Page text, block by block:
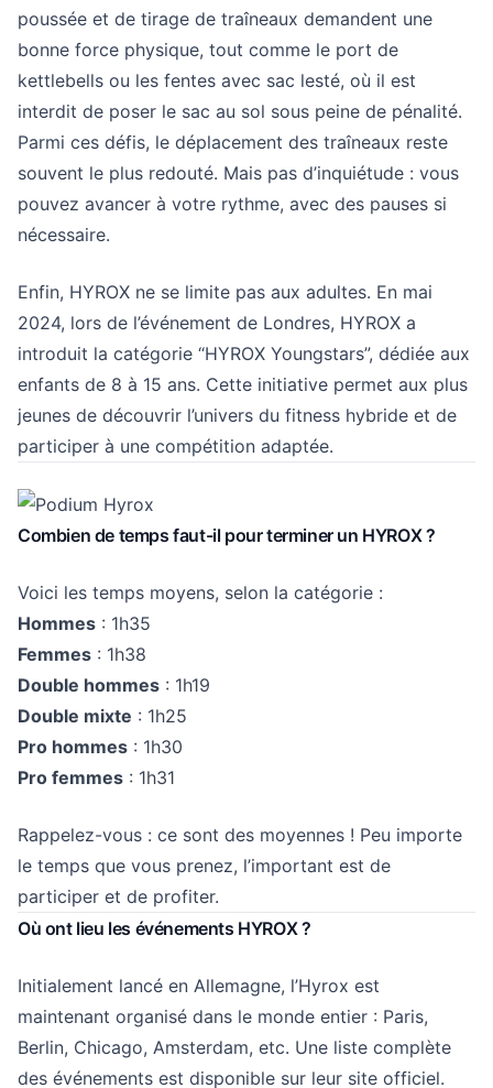
poussée et de tirage de traîneaux demandent une
bonne force physique, tout comme le port de
kettlebells ou les fentes avec sac lesté, où il est
interdit de poser le sac au sol sous peine de pénalité.
Parmi ces défis, le déplacement des traîneaux reste
souvent le plus redouté. Mais pas d’inquiétude : vous
pouvez avancer à votre rythme, avec des pauses si
nécessaire.
Enfin, HYROX ne se limite pas aux adultes. En mai
2024, lors de l’événement de Londres, HYROX a
introduit la catégorie “HYROX Youngstars”, dédiée aux
enfants de 8 à 15 ans. Cette initiative permet aux plus
jeunes de découvrir l’univers du fitness hybride et de
participer à une compétition adaptée.
Combien de temps faut-il pour terminer un HYROX ?
Voici les temps moyens, selon la catégorie :
Hommes : 1h35
Femmes : 1h38
Double hommes : 1h19
Double mixte : 1h25
Pro hommes : 1h30
Pro femmes : 1h31
Rappelez-vous : ce sont des moyennes ! Peu importe
le temps que vous prenez, l’important est de
participer et de profiter.
Où ont lieu les événements HYROX ?
Initialement lancé en Allemagne, l’Hyrox est
maintenant organisé dans le monde entier : Paris,
Berlin, Chicago, Amsterdam, etc. Une liste complète
des événements est disponible sur leur site officiel.